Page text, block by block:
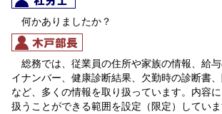
何かありましたか？
総務では、従業員の住所や家族の情報、給
イナンバー、健康診断結果、欠勤時の診断書
など、多くの情報を取り扱っています。内容
扱うことができる範囲を設定（限定）してい